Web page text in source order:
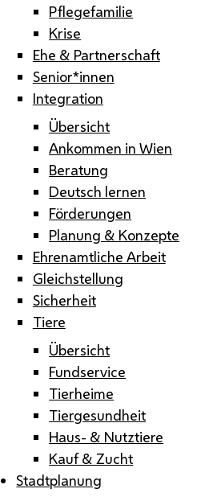
Pflegefamilie
Krise
Ehe & Partnerschaft
Senior*innen
Integration
Übersicht
Ankommen in Wien
Beratung
Deutsch lernen
Förderungen
Planung & Konzepte
Ehrenamtliche Arbeit
Gleichstellung
Sicherheit
Tiere
Übersicht
Fundservice
Tierheime
Tiergesundheit
Haus- & Nutztiere
Kauf & Zucht
Stadtplanung